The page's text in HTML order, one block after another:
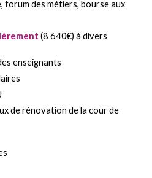
forum des métiers, bourse aux
(8 640€) à divers
enseignants
de rénovation de la cour de